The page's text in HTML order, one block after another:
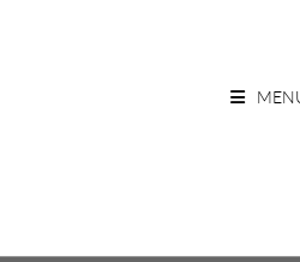
ESSEN OHNE